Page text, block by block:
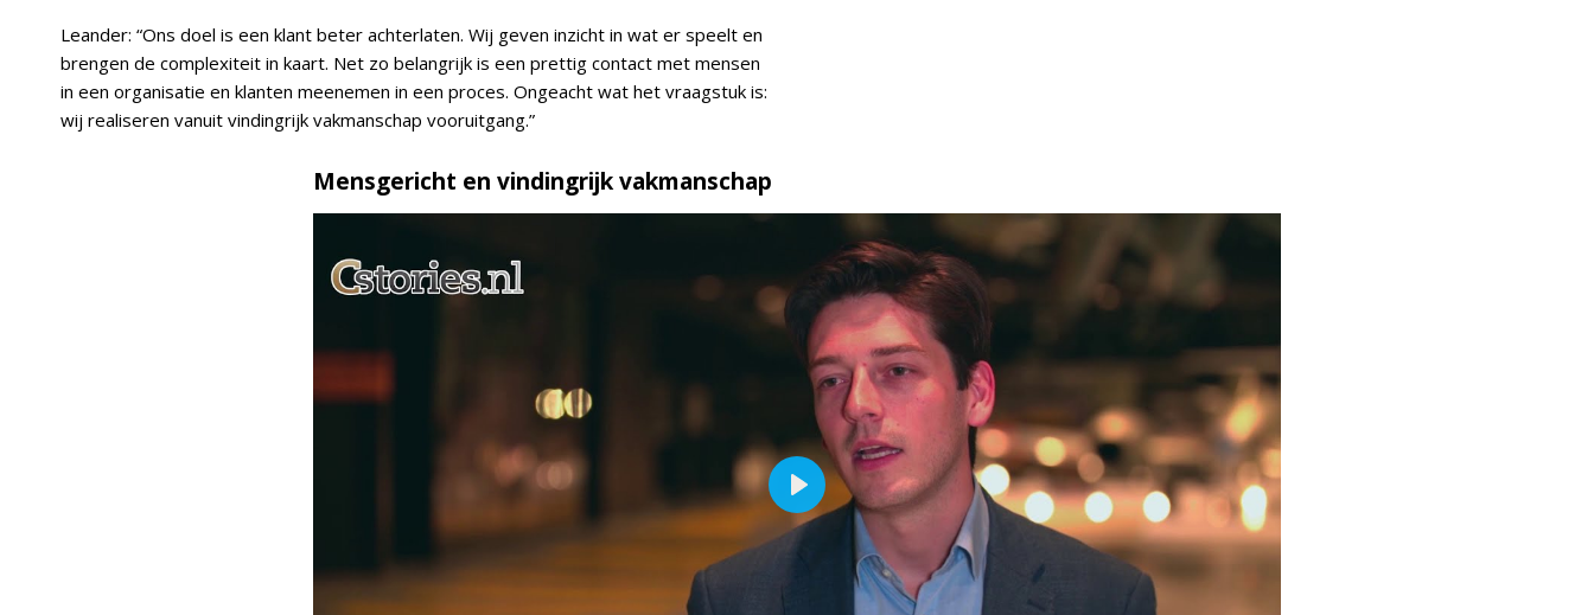
Leander: “Ons doel is een klant beter achterlaten. Wij geven inzicht in wat er speelt en
brengen de complexiteit in kaart. Net zo belangrijk is een prettig contact met mensen
in een organisatie en klanten meenemen in een proces. Ongeacht wat het vraagstuk is:
wij realiseren vanuit vindingrijk vakmanschap vooruitgang.”
Mensgericht en vindingrijk vakmanschap
Play